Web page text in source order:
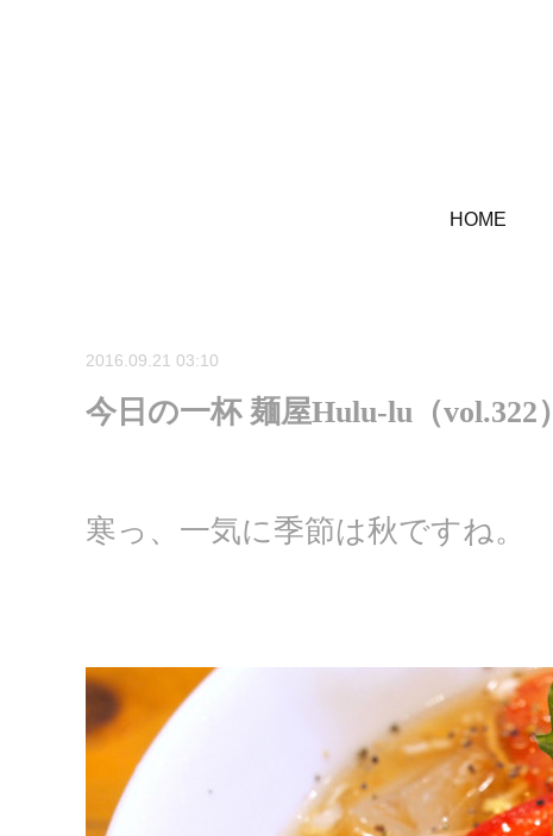
HOME
2016.09.21 03:10
今日の一杯 麺屋Hulu-lu（vol.322）
寒っ、一気に季節は秋ですね。